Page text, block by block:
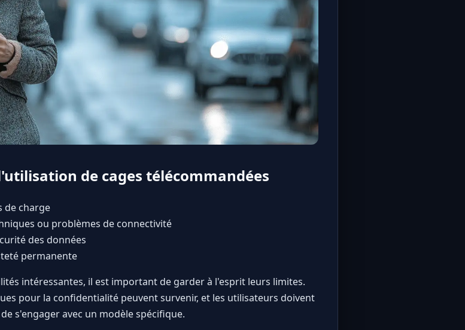
de cages télécommandées
de charge
ou problèmes de connectivité
des données
permanente
intéressantes, il est important de garder à l'esprit leurs limites.
pour la confidentialité peuvent survenir, et les utilisateurs doivent
s'engager avec un modèle spécifique.